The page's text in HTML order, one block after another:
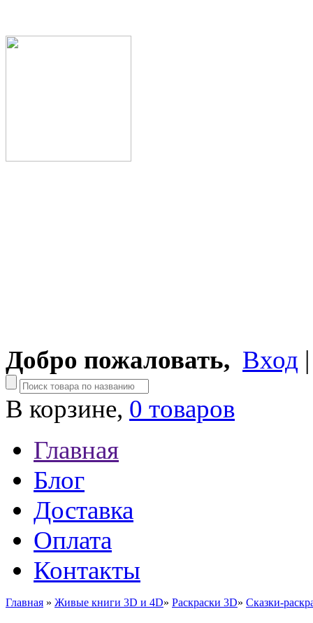
Добро пожаловать, Вход
В корзине, 0 товаров
Главная
Блог
Доставка
Оплата
Контакты
Главная » Живые книги 3D и 4D» Раскраски 3D» Сказки-